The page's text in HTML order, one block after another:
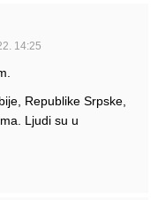
14:25
Republike Srpske,
Ljudi su u